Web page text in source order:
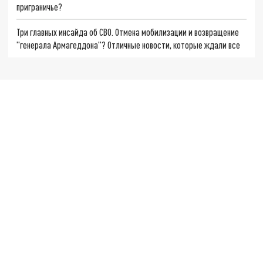
приграничье?
Три главных инсайда об СВО. Отмена мобилизации и возвращение
"генерала Армагеддона"? Отличные новости, которые ждали все